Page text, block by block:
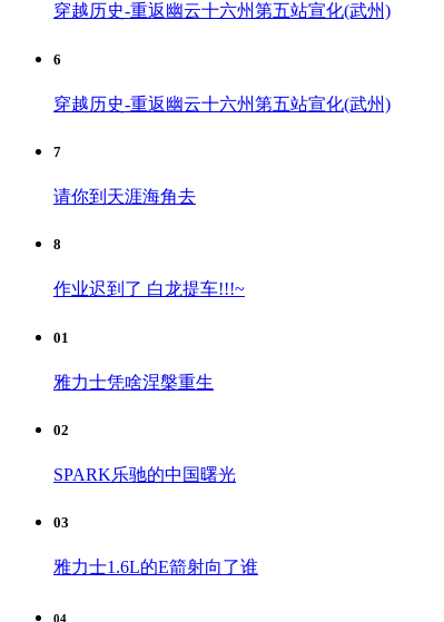
穿越历史-重返幽云十六州第五站宣化(武州)
6
穿越历史-重返幽云十六州第五站宣化(武州)
7
请你到天涯海角去
8
作业迟到了 白龙提车!!!~
01
雅力士凭啥涅槃重生
02
SPARK乐驰的中国曙光
03
雅力士1.6L的E箭射向了谁
04